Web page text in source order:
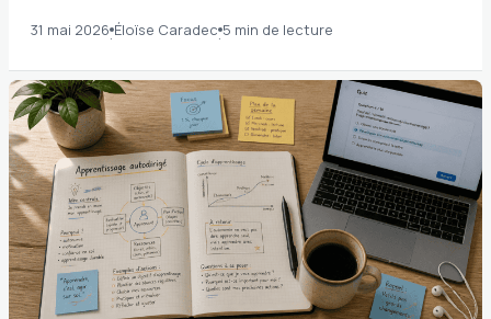
31 mai 2026·Éloïse Caradec·5 min de lecture